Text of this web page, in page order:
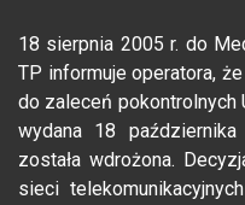
18 sierpnia 2005 r. do
TP informuje operatora,
do zaleceń
wydana 18
została wdrożona.
sieci